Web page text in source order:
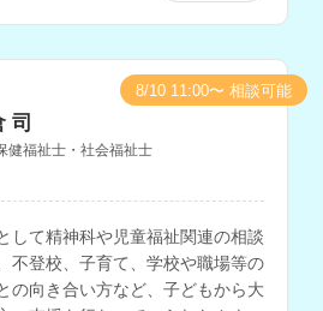
司
健福祉士・社会福祉士
して精神科や児童福祉関連の相談
不登校、子育て、学校や職場等の
の向き合い方など、子どもから大
8/10 11:00〜 相談可能